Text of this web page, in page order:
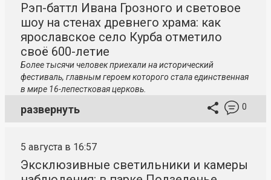
Рэп-баттл Ивана Грозного и световое
шоу на стенах древнего храма: как
ярославское село Курба отметило
своё 600-летие
Более тысячи человек приехали на исторический
фестиваль, главным героем которого стала единственная
в мире 16-лепестковая церковь.
развернуть 0
5 августа в 16:57
Эксклюзивные светильники и камеры